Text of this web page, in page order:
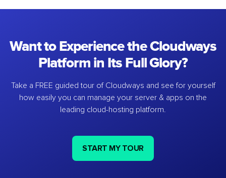
Want to Experience the Cloudways
Platform in Its Full Glory?
Take a FREE guided tour of Cloudways and see for yourself
how easily you can manage your server & apps on the
leading cloud-hosting platform.
START MY TOUR